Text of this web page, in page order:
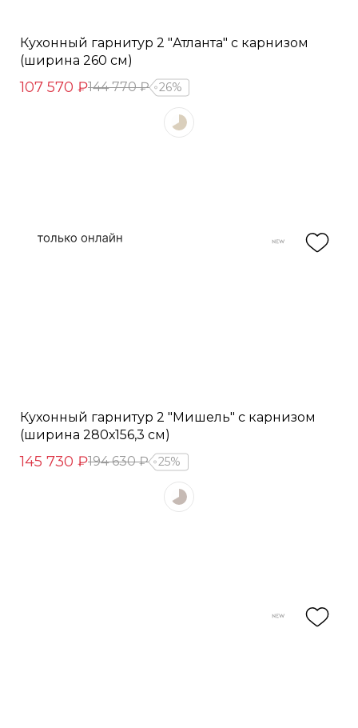
Кухонный гарнитур 2 "Атланта" с карнизом
(ширина 260 см)
107 570 ₽144 770 ₽ 26%
Кухонный гарнитур 2 "Мишель" с карнизом
(ширина 280х156,3 см)
145 730 ₽194 630 ₽ 25%